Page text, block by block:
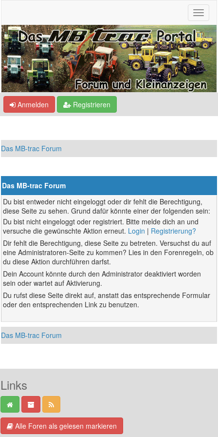
Anmelden Registrieren
Das MB-trac Forum
Das MB-trac Forum
Du bist entweder nicht eingeloggt oder dir fehlt die Berechtigung,
diese Seite zu sehen. Grund dafür könnte einer der folgenden sein:
Du bist nicht eingeloggt oder registriert. Bitte melde dich an und
versuche die gewünschte Aktion erneut. Login | Registrierung?
Dir fehlt die Berechtigung, diese Seite zu betreten. Versuchst du auf
eine Administratoren-Seite zu kommen? Lies in den Forenregeln, ob
du diese Aktion durchführen darfst.
Dein Account könnte durch den Administrator deaktiviert worden
sein oder wartet auf Aktivierung.
Du rufst diese Seite direkt auf, anstatt das entsprechende Formular
oder den entsprechenden Link zu benutzen.
Das MB-trac Forum
Links
Alle Foren als gelesen markieren